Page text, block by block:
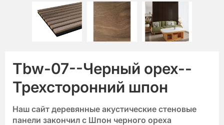
Tbw-07--Черный орех--
Трехсторонний шпон
Наш сайтдеревянные акустические стеновые
панели закончил с Шпон черного ореха